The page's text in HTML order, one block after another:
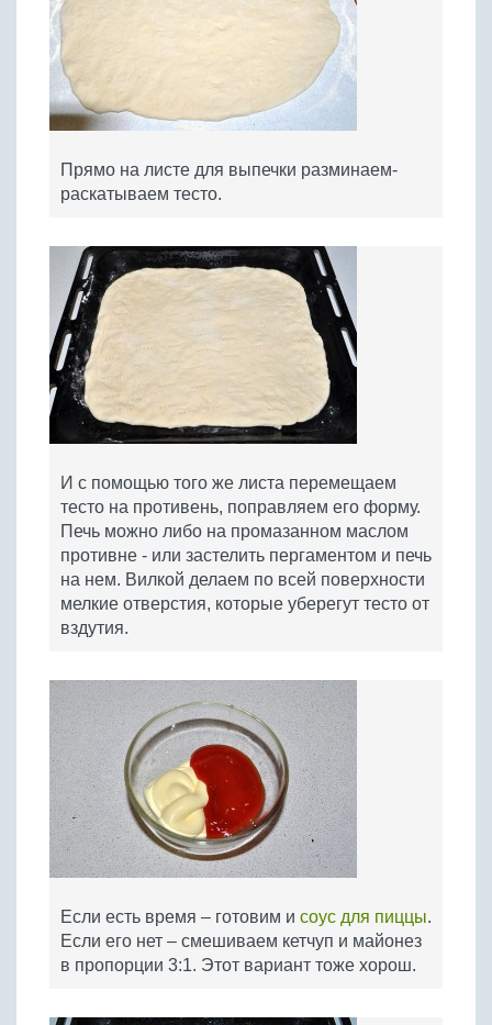
Прямо на листе для выпечки разминаем-
раскатываем тесто.
И с помощью того же листа перемещаем
тесто на противень, поправляем его форму.
Печь можно либо на промазанном маслом
противне - или застелить пергаментом и печь
на нем. Вилкой делаем по всей поверхности
мелкие отверстия, которые уберегут тесто от
вздутия.
Если есть время – готовим и соус для пиццы.
Если его нет – смешиваем кетчуп и майонез
в пропорции 3:1. Этот вариант тоже хорош.